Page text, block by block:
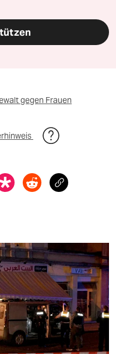
gegen Frauen